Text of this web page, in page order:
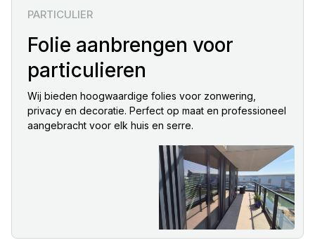
PARTICULIER
Folie aanbrengen voor
particulieren
Wij bieden hoogwaardige folies voor zonwering,
privacy en decoratie. Perfect op maat en professioneel
aangebracht voor elk huis en serre.